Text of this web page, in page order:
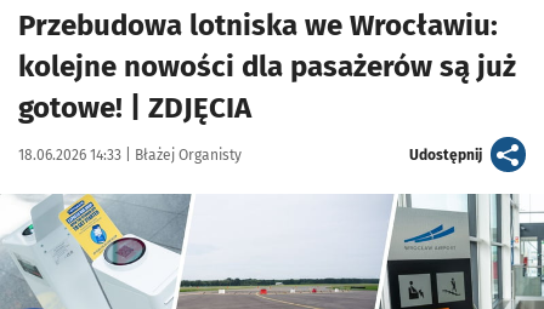
Przebudowa lotniska we Wrocławiu:
kolejne nowości dla pasażerów są już
gotowe! | ZDJĘCIA
Data publikacji:
18.06.2026 14:33 | Autor:
Błażej Organisty Udostępnijartykuł
Kliknij, aby zobaczyć galerię